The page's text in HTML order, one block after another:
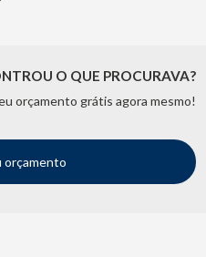
O QUE PROCURAVA?
orçamento grátis agora mesmo!
orçamento